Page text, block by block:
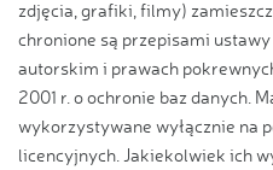
zdjęcia, grafiki, filmy)
chronione są przepisami
autorskim i prawach
2001 r. o ochronie baz danych.
wykorzystywane wyłącznie na
licencyjnych. Jakiekolwiek ich